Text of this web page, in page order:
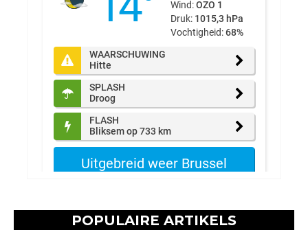
POPULAIRE ARTIKELS